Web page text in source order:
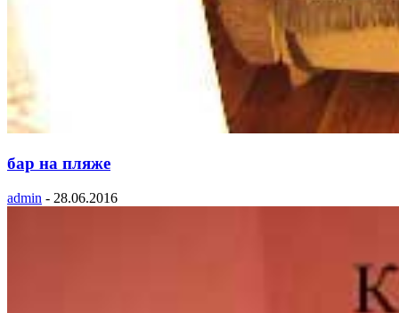
бар на пляже
admin - 28.06.2016